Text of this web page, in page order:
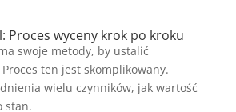
Proces wyceny krok po kroku
swoje metody, by ustalić
ten jest skomplikowany.
wielu czynników, jak wartość
stan.